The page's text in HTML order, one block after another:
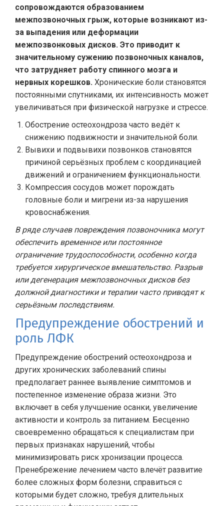
сопровождаются образованием
межпозвоночных грыж, которые возникают из-
за выпадения или деформации
межпозвонковых дисков. Это приводит к
значительному сужению позвоночных каналов,
что затрудняет работу спинного мозга и
нервных корешков. Хронические боли становятся
постоянными спутниками, их интенсивность может
увеличиваться при физической нагрузке и стрессе.
Обострение остеохондроза часто ведёт к
снижению подвижности и значительной боли.
Вывихи и подвывихи позвонков становятся
причиной серьёзных проблем с координацией
движений и ограничением функциональности.
Компрессия сосудов может порождать
головные боли и мигрени из-за нарушения
кровоснабжения.
В ряде случаев повреждения позвоночника могут
обеспечить временное или постоянное
ограничение трудоспособности, особенно когда
требуется хирургическое вмешательство. Разрыв
или дегенерация межпозвоночных дисков без
должной диагностики и терапии часто приводят к
серьёзным последствиям.
Предупреждение обострений и
роль ЛФК
Предупреждение обострений остеохондроза и
других хронических заболеваний спины
предполагает раннее выявление симптомов и
постепенное изменение образа жизни. Это
включает в себя улучшение осанки, увеличение
активности и контроль за питанием. Бесценно
своевременно обращаться к специалистам при
первых признаках нарушений, чтобы
минимизировать риск хронизации процесса.
Пренебрежение лечением часто влечёт развитие
более сложных форм болезни, справиться с
которыми будет сложно, требуя длительных